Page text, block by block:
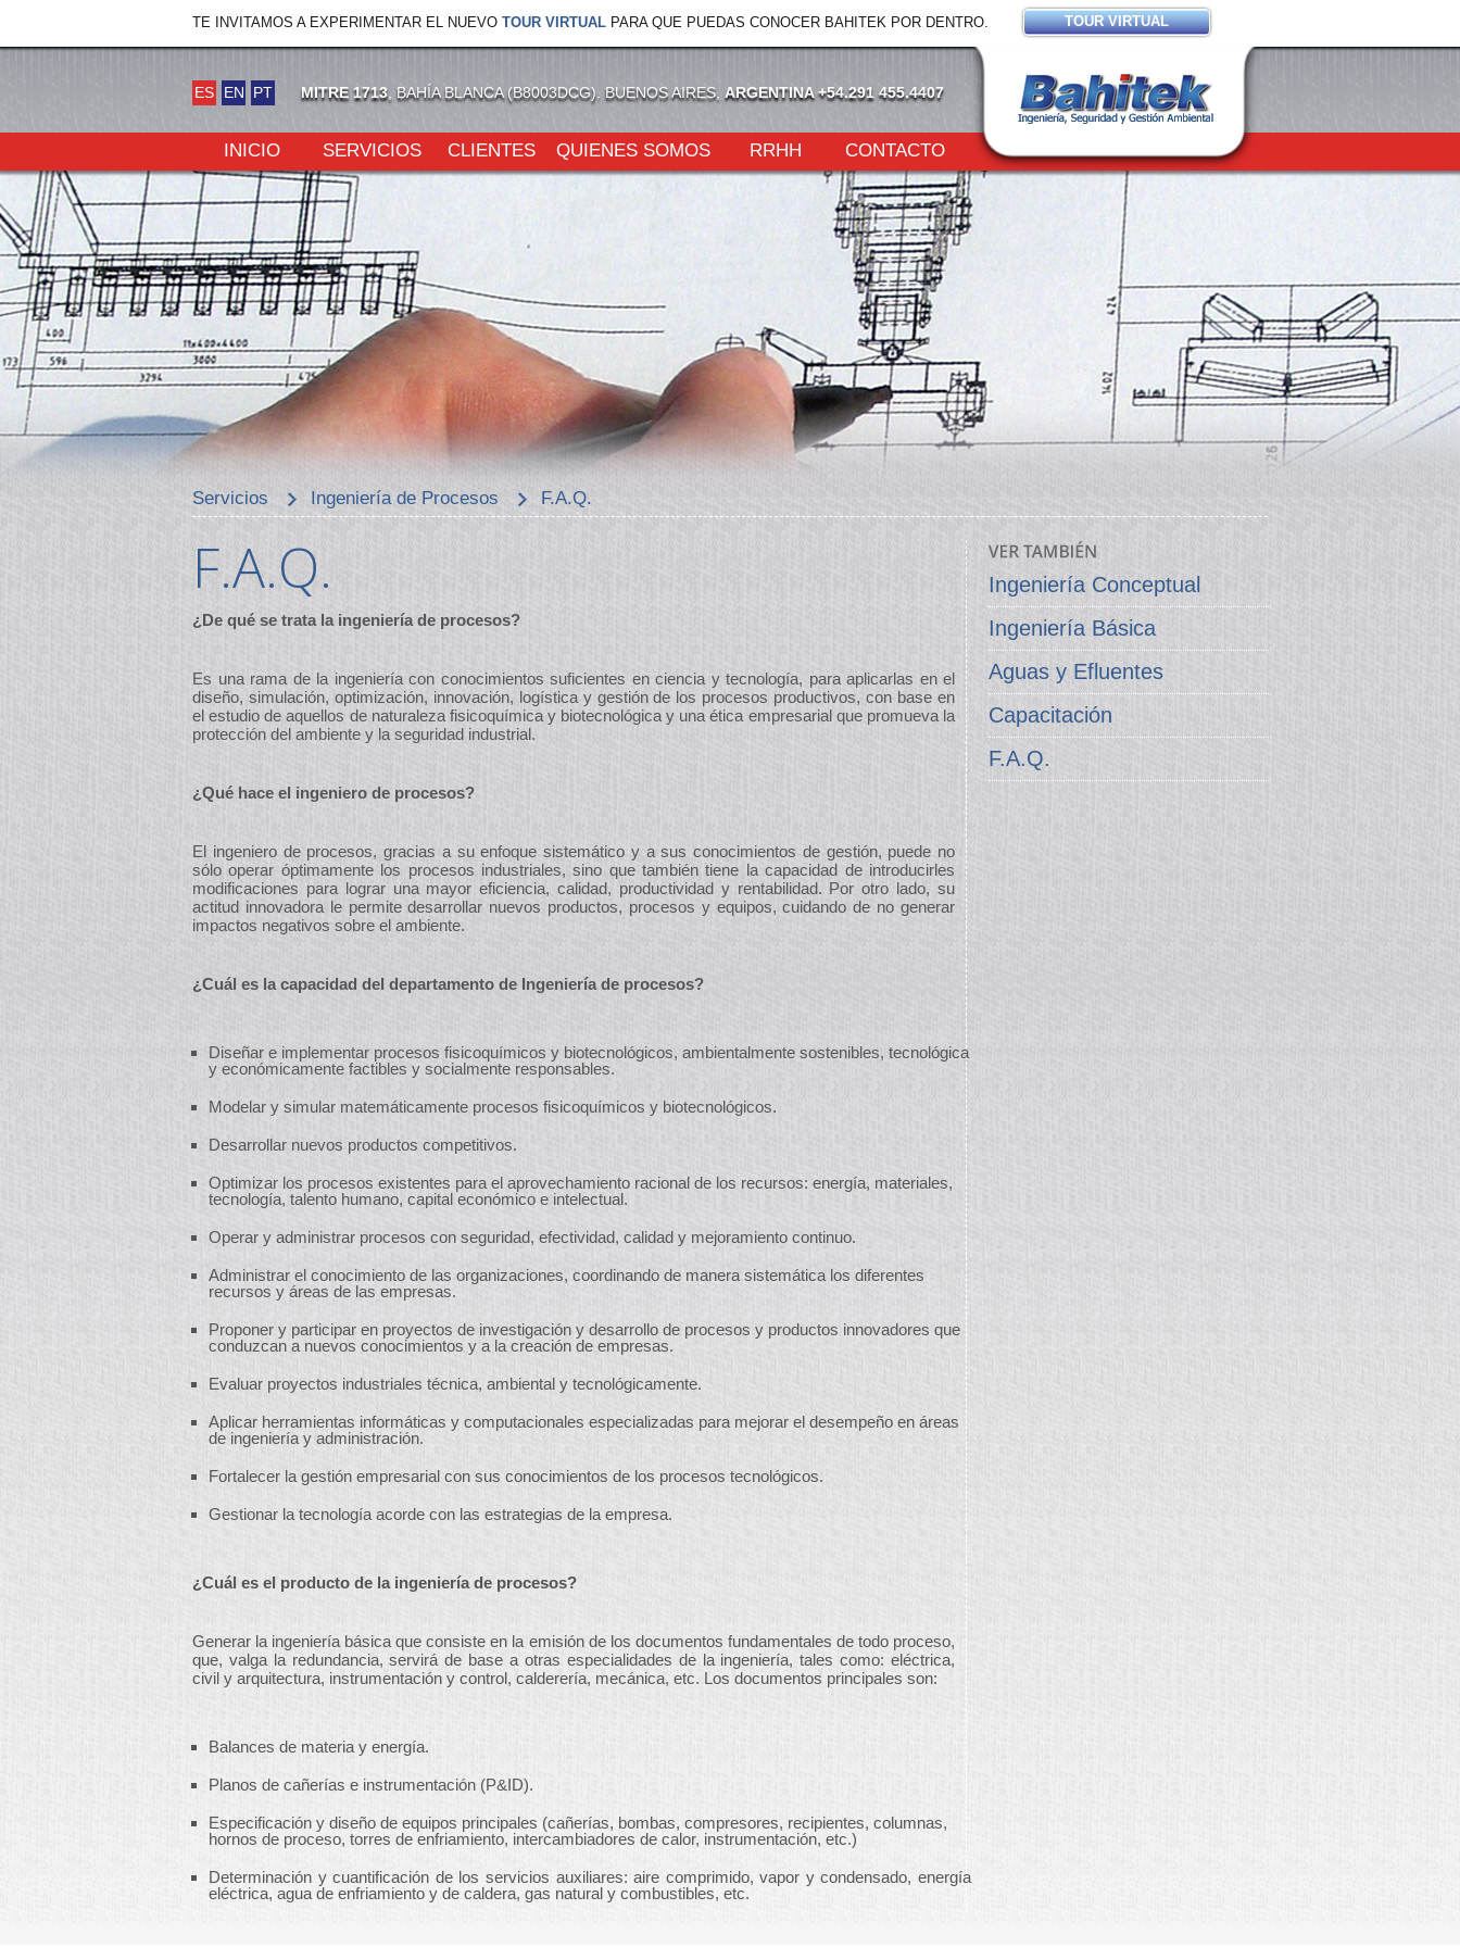
INICIO SERVICIOS CLIENTES QUIENES SOMOS RRHH CONTACTO
Servicios Ingeniería de Procesos F.A.Q.
F.A.Q.
¿De qué se trata la ingeniería de procesos?
Es una rama de la ingeniería con conocimientos suficientes en ciencia y tecnología, para aplicarlas en el
diseño, simulación, optimización, innovación, logística y gestión de los procesos productivos, con base en
el estudio de aquellos de naturaleza fisicoquímica y biotecnológica y una ética empresarial que promueva la
protección del ambiente y la seguridad industrial.
¿Qué hace el ingeniero de procesos?
El ingeniero de procesos, gracias a su enfoque sistemático y a sus conocimientos de gestión, puede no
sólo operar óptimamente los procesos industriales, sino que también tiene la capacidad de introducirles
modificaciones para lograr una mayor eficiencia, calidad, productividad y rentabilidad. Por otro lado, su
actitud innovadora le permite desarrollar nuevos productos, procesos y equipos, cuidando de no generar
impactos negativos sobre el ambiente.
¿Cuál es la capacidad del departamento de Ingeniería de procesos?
Diseñar e implementar procesos fisicoquímicos y biotecnológicos, ambientalmente sostenibles, tecnológica
y económicamente factibles y socialmente responsables.
Modelar y simular matemáticamente procesos fisicoquímicos y biotecnológicos.
Desarrollar nuevos productos competitivos.
Optimizar los procesos existentes para el aprovechamiento racional de los recursos: energía, materiales,
tecnología, talento humano, capital económico e intelectual.
Operar y administrar procesos con seguridad, efectividad, calidad y mejoramiento continuo.
Administrar el conocimiento de las organizaciones, coordinando de manera sistemática los diferentes
recursos y áreas de las empresas.
Proponer y participar en proyectos de investigación y desarrollo de procesos y productos innovadores que
conduzcan a nuevos conocimientos y a la creación de empresas.
Evaluar proyectos industriales técnica, ambiental y tecnológicamente.
Aplicar herramientas informáticas y computacionales especializadas para mejorar el desempeño en áreas
de ingeniería y administración.
Fortalecer la gestión empresarial con sus conocimientos de los procesos tecnológicos.
Gestionar la tecnología acorde con las estrategias de la empresa.
¿Cuál es el producto de la ingeniería de procesos?
Generar la ingeniería básica que consiste en la emisión de los documentos fundamentales de todo proceso,
que, valga la redundancia, servirá de base a otras especialidades de la ingeniería, tales como: eléctrica,
civil y arquitectura, instrumentación y control, calderería, mecánica, etc. Los documentos principales son:
Balances de materia y energía.
Planos de cañerías e instrumentación (P&ID).
Especificación y diseño de equipos principales (cañerías, bombas, compresores, recipientes, columnas,
hornos de proceso, torres de enfriamiento, intercambiadores de calor, instrumentación, etc.)
Determinación y cuantificación de los servicios auxiliares: aire comprimido, vapor y condensado, energía
eléctrica, agua de enfriamiento y de caldera, gas natural y combustibles, etc.
Ingeniería Conceptual
Ingeniería Básica
Aguas y Efluentes
Capacitación
F.A.Q.
ES EN PT MITRE 1713 , BAHÍA BLANCA (B8003DCG). BUENOS AIRES, ARGENTINA +54.291 455.4407
TE INVITAMOS A EXPERIMENTAR EL NUEVO TOUR VIRTUAL PARA QUE PUEDAS CONOCER BAHITEK POR DENTRO. TOUR VIRTUAL